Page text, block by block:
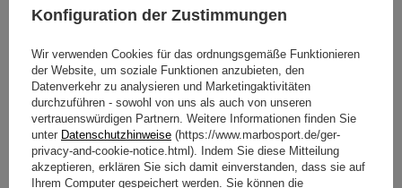
Konfiguration der Zustimmungen
Wir verwenden Cookies für das ordnungsgemäße Funktionieren
der Website, um soziale Funktionen anzubieten, den
Datenverkehr zu analysieren und Marketingaktivitäten
durchzuführen - sowohl von uns als auch von unseren
vertrauenswürdigen Partnern. Weitere Informationen finden Sie
unter Datenschutzhinweise (https://www.marbosport.de/ger-
privacy-and-cookie-notice.html). Indem Sie diese Mitteilung
akzeptieren, erklären Sie sich damit einverstanden, dass sie auf
Ihrem Computer gespeichert werden. Sie können die